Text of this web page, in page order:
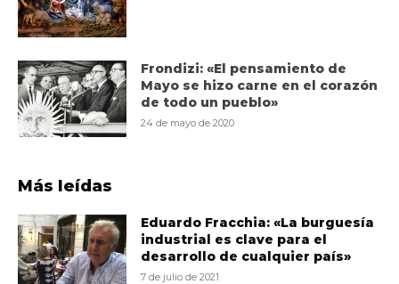
Frondizi: «El pensamiento de
Mayo se hizo carne en el corazón
de todo un pueblo»
24 de mayo de 2020
Más leídas
Eduardo Fracchia: «La burguesía
industrial es clave para el
desarrollo de cualquier país»
7 de julio de 2021